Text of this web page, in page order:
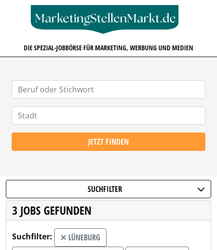
DIE SPEZIAL-JOBBÖRSE FÜR MARKETING, WERBUNG UND MEDIEN
JETZT FINDEN
SUCHFILTER
3 JOBS GEFUNDEN
Suchfilter:
LÜNEBURG